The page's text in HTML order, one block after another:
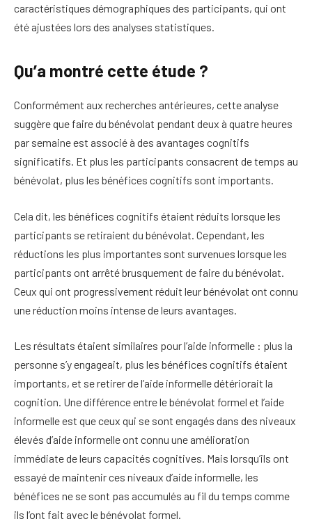
caractéristiques démographiques des participants, qui ont
été ajustées lors des analyses statistiques.
Qu’a montré cette étude ?
Conformément aux recherches antérieures, cette analyse
suggère que faire du bénévolat pendant deux à quatre heures
par semaine est associé à des avantages cognitifs
significatifs. Et plus les participants consacrent de temps au
bénévolat, plus les bénéfices cognitifs sont importants.
Cela dit, les bénéfices cognitifs étaient réduits lorsque les
participants se retiraient du bénévolat. Cependant, les
réductions les plus importantes sont survenues lorsque les
participants ont arrêté brusquement de faire du bénévolat.
Ceux qui ont progressivement réduit leur bénévolat ont connu
une réduction moins intense de leurs avantages.
Les résultats étaient similaires pour l’aide informelle : plus la
personne s’y engageait, plus les bénéfices cognitifs étaient
importants, et se retirer de l’aide informelle détériorait la
cognition. Une différence entre le bénévolat formel et l’aide
informelle est que ceux qui se sont engagés dans des niveaux
élevés d’aide informelle ont connu une amélioration
immédiate de leurs capacités cognitives. Mais lorsqu’ils ont
essayé de maintenir ces niveaux d’aide informelle, les
bénéfices ne se sont pas accumulés au fil du temps comme
ils l’ont fait avec le bénévolat formel.